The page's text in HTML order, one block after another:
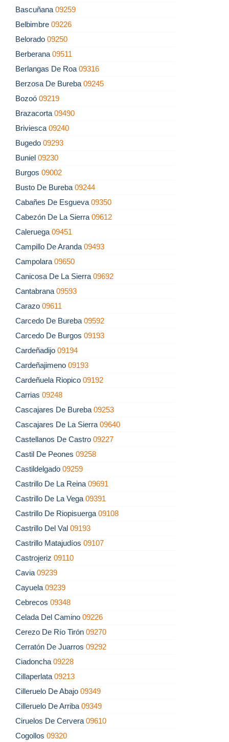
Bascuñana 09259
Belbimbre 09226
Belorado 09250
Berberana 09511
Berlangas De Roa 09316
Berzosa De Bureba 09245
Bozoó 09219
Brazacorta 09490
Briviesca 09240
Bugedo 09293
Buniel 09230
Burgos 09002
Busto De Bureba 09244
Cabañes De Esgueva 09350
Cabezón De La Sierra 09612
Caleruega 09451
Campillo De Aranda 09493
Campolara 09650
Canicosa De La Sierra 09692
Cantabrana 09593
Carazo 09611
Carcedo De Bureba 09592
Carcedo De Burgos 09193
Cardeñadijo 09194
Cardeñajimeno 09193
Cardeñuela Riopico 09192
Carrias 09248
Cascajares De Bureba 09253
Cascajares De La Sierra 09640
Castellanos De Castro 09227
Castil De Peones 09258
Castildelgado 09259
Castrillo De La Reina 09691
Castrillo De La Vega 09391
Castrillo De Riopisuerga 09108
Castrillo Del Val 09193
Castrillo Matajudíos 09107
Castrojeriz 09110
Cavia 09239
Cayuela 09239
Cebrecos 09348
Celada Del Camino 09226
Cerezo De Río Tirón 09270
Cerratón De Juarros 09292
Ciadoncha 09228
Cillaperlata 09213
Cilleruelo De Abajo 09349
Cilleruelo De Arriba 09349
Ciruelos De Cervera 09610
Cogollos 09320